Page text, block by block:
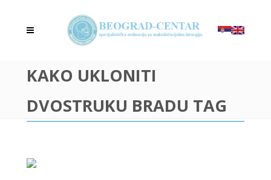
KAKO UKLONITI
DVOSTRUKU BRADU TAG